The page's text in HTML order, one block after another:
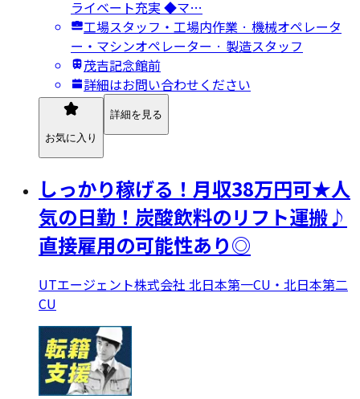
ライベート充実 ◆マ…
工場スタッフ・工場内作業 · 機械オペレータ
ー・マシンオペレーター · 製造スタッフ
茂吉記念館前
詳細はお問い合わせください
お気に入り
詳細を見る
しっかり稼げる！月収38万円可★人
気の日勤！炭酸飲料のリフト運搬♪
直接雇用の可能性あり◎
UTエージェント株式会社 北日本第一CU・北日本第二
CU